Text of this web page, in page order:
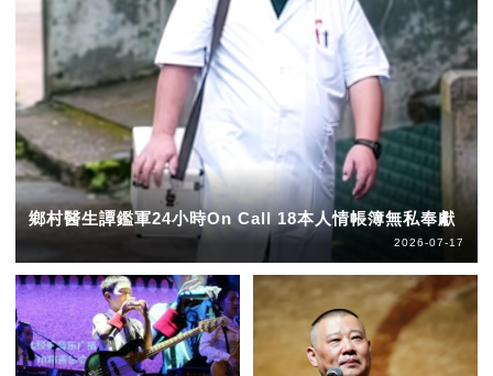
鄉村醫生譚鑑軍24小時On Call 18本人情帳簿無私奉獻
2026-07-17